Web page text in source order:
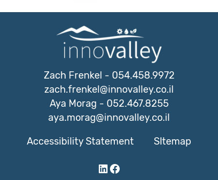
Zach Frenkel - 054.458.9972
zach.frenkel@innovalley.co.il
Aya Morag - 052.467.8255
aya.morag@innovalley.co.il
Accessibility Statement SItemap
LinkedIn
Facebook